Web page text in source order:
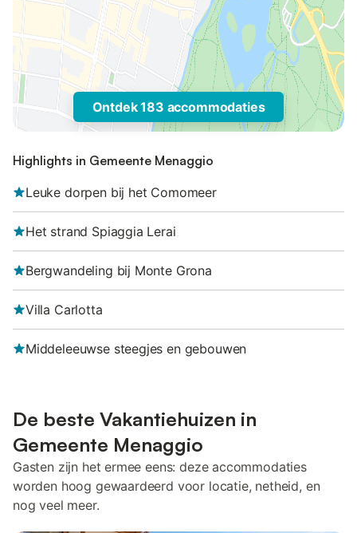
Ontdek 183 accommodaties
Highlights in Gemeente Menaggio
Leuke dorpen bij het Comomeer
Het strand Spiaggia Lerai
Bergwandeling bij Monte Grona
Villa Carlotta
Middeleeuwse steegjes en gebouwen
De beste Vakantiehuizen in
Gemeente Menaggio
Gasten zijn het ermee eens: deze accommodaties
worden hoog gewaardeerd voor locatie, netheid, en
nog veel meer.